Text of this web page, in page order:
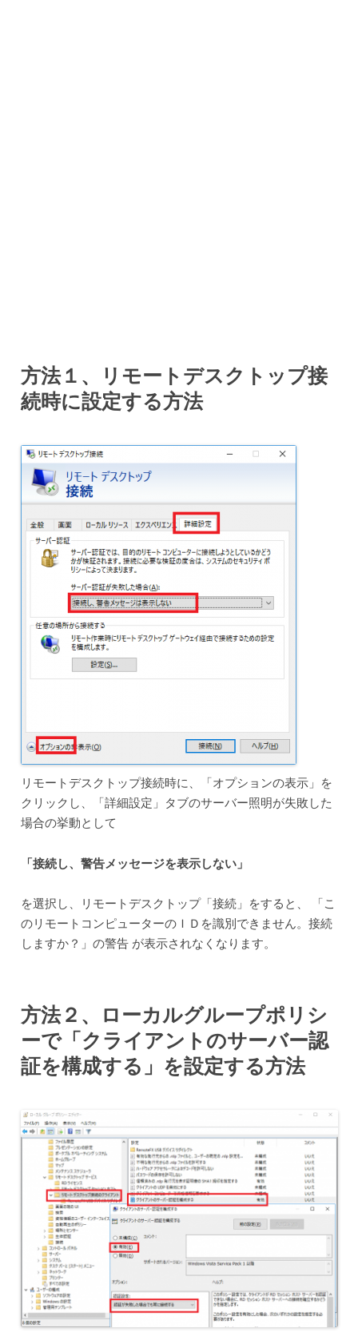
方法１、リモートデスクトップ接
続時に設定する方法
リモートデスクトップ接続時に、「オプションの表示」を
クリックし、「詳細設定」タブのサーバー照明が失敗した
場合の挙動として
「接続し、警告メッセージを表示しない」
を選択し、リモートデスクトップ「接続」をすると、 「こ
のリモートコンピューターのＩＤを識別できません。接続
しますか？」の警告 が表示されなくなります。
方法２、ローカルグループポリシ
ーで「クライアントのサーバー認
証を構成する」を設定する方法